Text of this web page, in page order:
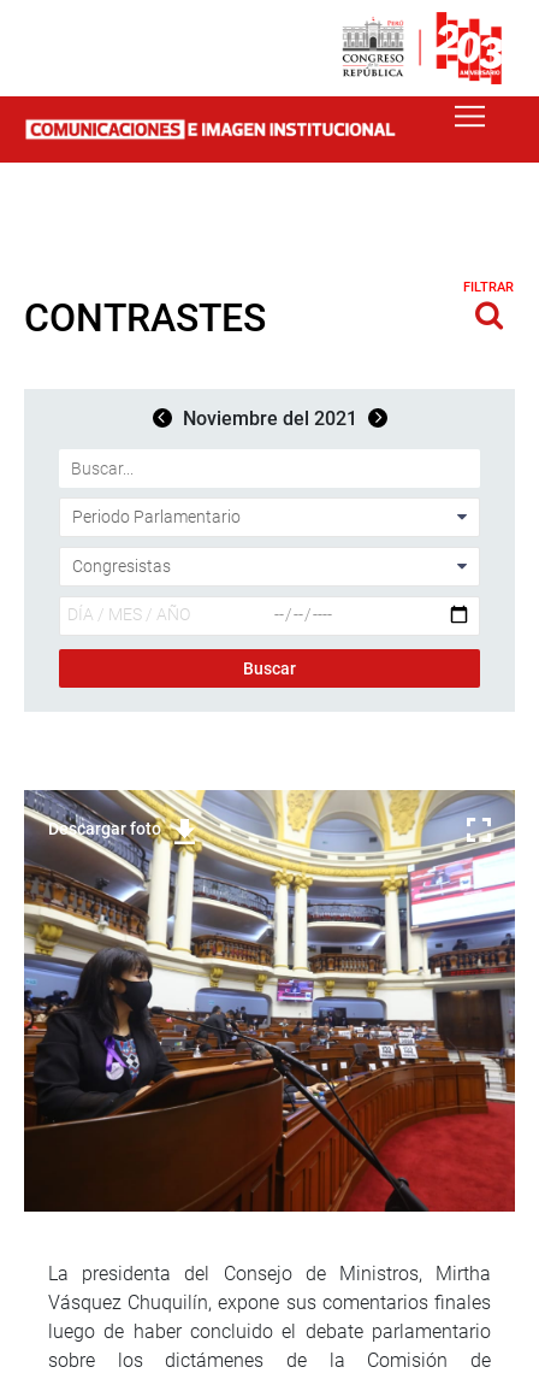
CONTRASTES
FILTRAR
Noviembre del 2021
Descargar foto
La presidenta del Consejo de Ministros, Mirtha
Vásquez Chuquilín, expone sus comentarios finales
luego de haber concluido el debate parlamentario
sobre los dictámenes de la Comisión de